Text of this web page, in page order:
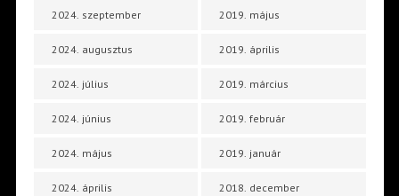
2024. szeptember
2024. augusztus
2024. július
2024. június
2024. május
2024. április
2019. május
2019. április
2019. március
2019. február
2019. január
2018. december